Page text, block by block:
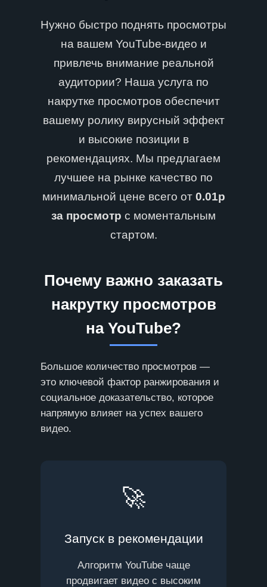
Нужно быстро поднять просмотры
на вашем YouTube-видео и
привлечь внимание реальной
аудитории? Наша услуга по
накрутке просмотров обеспечит
вашему ролику вирусный эффект
и высокие позиции в
рекомендациях. Мы предлагаем
лучшее на рынке качество по
минимальной цене всего от 0.01р
за просмотр с моментальным
стартом.
Почему важно заказать
накрутку просмотров
на YouTube?
Большое количество просмотров —
это ключевой фактор ранжирования и
социальное доказательство, которое
напрямую влияет на успех вашего
видео.
🚀
Запуск в рекомендации
Алгоритм YouTube чаще
продвигает видео с высоким